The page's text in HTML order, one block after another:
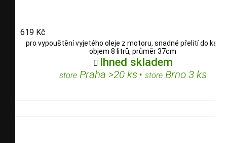
619 Kč
pro vypouštění vyjetého oleje z motoru, snadné přelití do
objem 8 litrů, průměr 37cm
 Ihned skladem
storePraha >20 ks• storeBrno 3 ks